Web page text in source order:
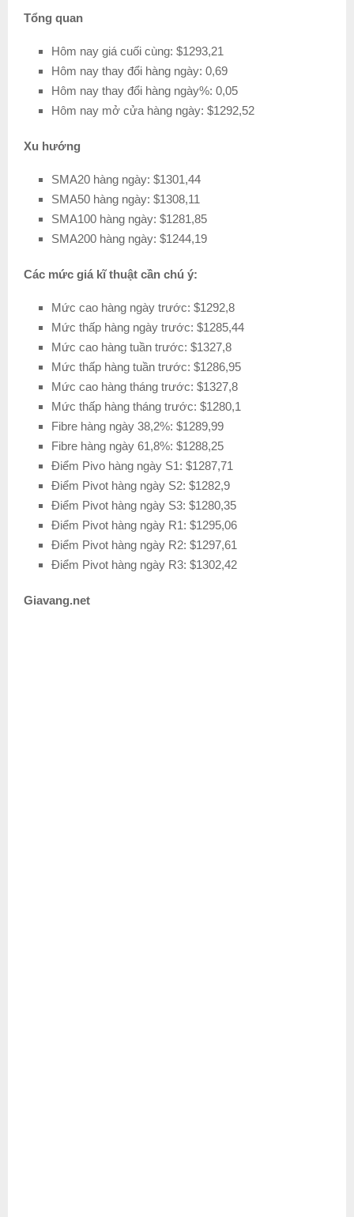
Tổng quan
Hôm nay giá cuối cùng: $1293,21
Hôm nay thay đổi hàng ngày: 0,69
Hôm nay thay đổi hàng ngày%: 0,05
Hôm nay mở cửa hàng ngày: $1292,52
Xu hướng
SMA20 hàng ngày: $1301,44
SMA50 hàng ngày: $1308,11
SMA100 hàng ngày: $1281,85
SMA200 hàng ngày: $1244,19
Các mức giá kĩ thuật cần chú ý:
Mức cao hàng ngày trước: $1292,8
Mức thấp hàng ngày trước: $1285,44
Mức cao hàng tuần trước: $1327,8
Mức thấp hàng tuần trước: $1286,95
Mức cao hàng tháng trước: $1327,8
Mức thấp hàng tháng trước: $1280,1
Fibre hàng ngày 38,2%: $1289,99
Fibre hàng ngày 61,8%: $1288,25
Điểm Pivo hàng ngày S1: $1287,71
Điểm Pivot hàng ngày S2: $1282,9
Điểm Pivot hàng ngày S3: $1280,35
Điểm Pivot hàng ngày R1: $1295,06
Điểm Pivot hàng ngày R2: $1297,61
Điểm Pivot hàng ngày R3: $1302,42
Giavang.net